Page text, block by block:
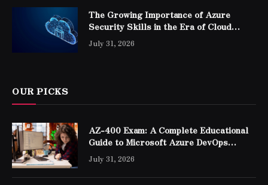
The Growing Importance of Azure
Security Skills in the Era of Cloud
Computing
July 31, 2026
OUR PICKS
AZ-400 Exam: A Complete Educational
Guide to Microsoft Azure DevOps
Engineer Expert Certification
July 31, 2026